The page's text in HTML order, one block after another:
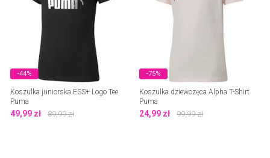
-44%
Koszulka juniorska ESS+ Logo Tee
Puma
49,99 zł 89,99zł
-75%
Koszulka dziewczęca Alpha T-Shirt
Puma
24,99 zł 99,99zł